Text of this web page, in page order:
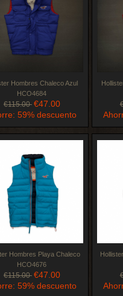
Hombres Chaleco Azul
HCO4684
€115.00 €47.00
59% descuento
Hombres Playa Chaleco
HCO4676
€115.00 €47.00
59% descuento